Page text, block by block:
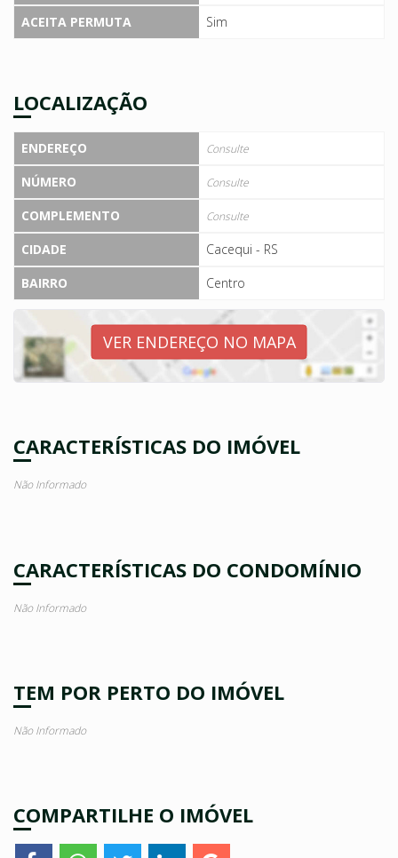
ACEITA PERMUTA
Sim
LOCALIZAÇÃO
ENDEREÇO Consulte
NÚMERO Consulte
COMPLEMENTO Consulte
CIDADE
Cacequi - RS
BAIRRO
Centro
VER ENDEREÇO NO MAPA
CARACTERÍSTICAS DO IMÓVEL
Não Informado
CARACTERÍSTICAS DO CONDOMÍNIO
Não Informado
TEM POR PERTO DO IMÓVEL
Não Informado
COMPARTILHE O IMÓVEL